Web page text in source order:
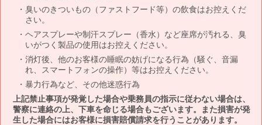
臭いのきついもの（ファストフード等）の飲食はお控えくだ
さい。
ヘアスプレーや制汗スプレー（香水）など座席が汚れる、臭
いがつく製品の使用はお控えください。
消灯後、他のお客様の睡眠の妨げになる行為（騒ぐ、音漏
れ、スマートフォンの操作）等はお控えください。
暴力行為など、その他迷惑行為
上記禁止事項が発覚した場合や乗務員の指示に従わない場合は、
警察に連絡の上、下車を命じる場合もございます。また損害が発
生した場合にはお客様に損害賠償請求を行うことがあります。